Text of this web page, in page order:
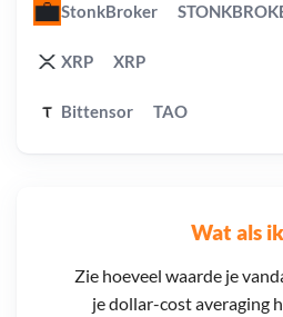
Wat als
Zie hoeveel waarde je
je dollar-cost averaging
StonkBroker
XRP XRP
Bittensor TAO